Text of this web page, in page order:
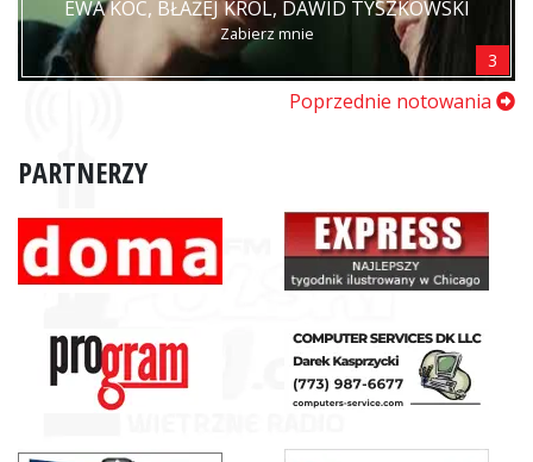
EWA KOC, BŁAŻEJ KRÓL, DAWID TYSZKOWSKI
Zabierz mnie
3
Poprzednie notowania
PARTNERZY